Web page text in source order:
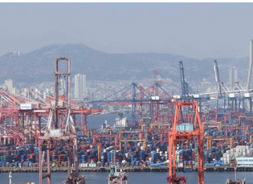
무즈 재개방 합의 근접…美 배상 선행돼야"
고위원 제주·인천 순회경선…박선원·최민희·서미화·
석, 與 전대 당원투표 누적 득표율 45.42%로 1위… 정
표 경선 제주·인천 당원투표…金 47.75%·鄭
틀레티코 이적 기뻐…등번호 7번 의미보단 팀 위해 뛸
대표 경선, 제주·인천 권리당원 투표 김민석 승리